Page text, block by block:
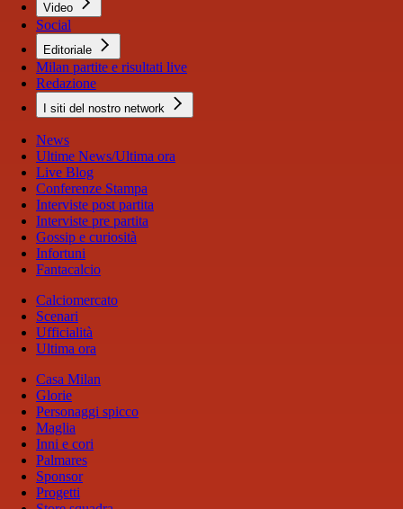
Video
Social
Editoriale
Milan partite e risultati live
Redazione
I siti del nostro network
News
Ultime News/Ultima ora
Live Blog
Conferenze Stampa
Interviste post partita
Interviste pre partita
Gossip e curiosità
Infortuni
Fantacalcio
Calciomercato
Scenari
Ufficialità
Ultima ora
Casa Milan
Glorie
Personaggi spicco
Maglia
Inni e cori
Palmares
Sponsor
Progetti